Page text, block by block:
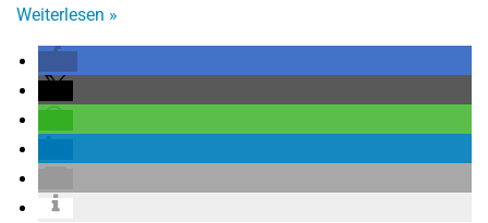
Weiterlesen »